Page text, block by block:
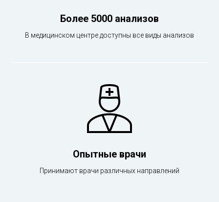
Более 5000 анализов
В медицинском центре доступны все виды анализов
Опытные врачи
Принимают врачи различных направлений